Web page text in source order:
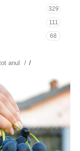
329
111
68
anul
/